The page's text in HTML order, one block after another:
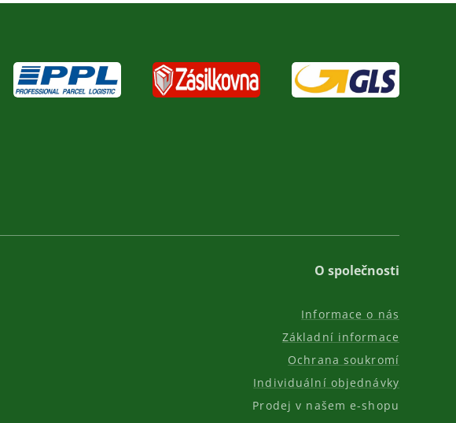
O společnosti
Informace o nás
Základní informace
Ochrana soukromí
Individuální objednávky
Prodej v našem e-shopu